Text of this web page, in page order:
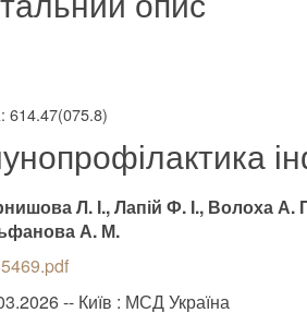
: 614.47(075.8)
Л. І., Лапій Ф. І., Волоха
А. М.
-- Київ : МСД Україна